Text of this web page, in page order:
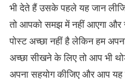
भी देते हैं उसके पहले यह जान
तो आपको समझ में नहीं आएगा और
पोस्ट अच्छा नहीं है लेकिन हम
अच्छा सीखने के लिए तो आप भी
अपना सहयोग कीजिए और आप यह